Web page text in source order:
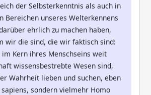
der Selbsterkenntnis als auch in
Bereichen unseres Welterkennens
ehrlich zu machen haben,
wir die sind, die wir faktisch sind:
im Kern ihres Menschseins weit
wissensbestrebte Wesen sind,
Wahrheit lieben und suchen, eben
sondern vielmehr Homo